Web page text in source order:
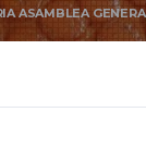
ASAMBLEA